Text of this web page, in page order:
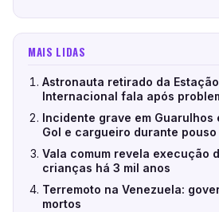
MAIS LIDAS
Astronauta retirado da
Internacional fala após
Incidente grave em Guarulhos
Gol e cargueiro durante
Vala comum revela execução
crianças há 3 mil anos
Terremoto na Venezuela:
mortos